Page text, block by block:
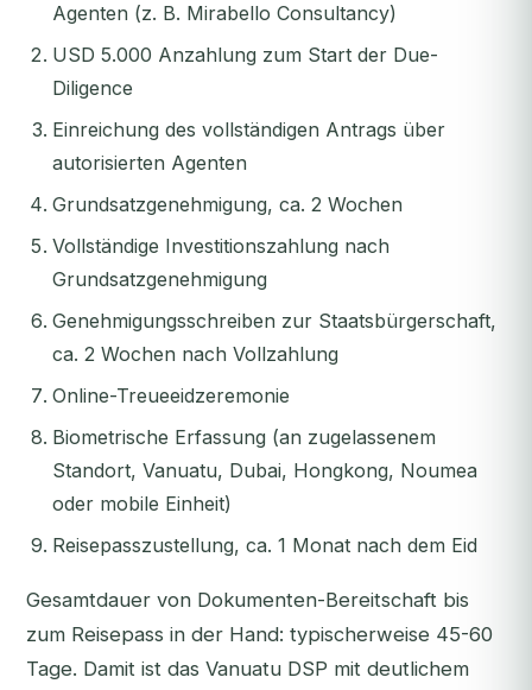
Agenten (z. B. Mirabello Consultancy)
USD 5.000 Anzahlung zum Start der Due-
Diligence
Einreichung des vollständigen Antrags über
autorisierten Agenten
Grundsatzgenehmigung, ca. 2 Wochen
Vollständige Investitionszahlung nach
Grundsatzgenehmigung
Genehmigungsschreiben zur Staatsbürgerschaft,
ca. 2 Wochen nach Vollzahlung
Online-Treueeidzeremonie
Biometrische Erfassung (an zugelassenem
Standort, Vanuatu, Dubai, Hongkong, Noumea
oder mobile Einheit)
Reisepasszustellung, ca. 1 Monat nach dem Eid
Gesamtdauer von Dokumenten-Bereitschaft bis
zum Reisepass in der Hand: typischerweise 45-60
Tage. Damit ist das Vanuatu DSP mit deutlichem